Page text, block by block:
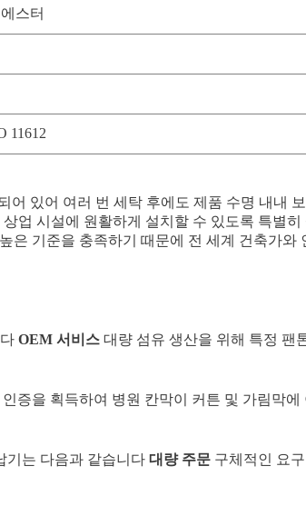
스터
11612
어 있어 여러 번 세탁 후에도 제품 수명 내내
업 시설에 원활하게 설치할 수 있도록 특별
높은 기준을 충족하기 때문에 전 세계 건축가
OEM 서비스 대량 섬유 생산을 위해 특정 팬
인증을 획득하여 병원 칸막이 커튼 및 가림막에
기는 다음과 같습니다 대량 주문 구체적인 요